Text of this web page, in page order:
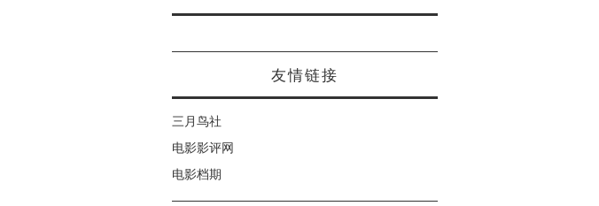
友情链接
三月鸟社
电影影评网
电影档期